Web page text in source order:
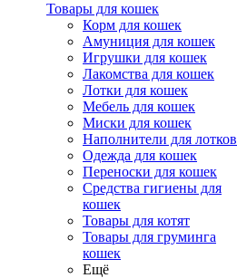
Товары для кошек
Корм для кошек
Амуниция для кошек
Игрушки для кошек
Лакомства для кошек
Лотки для кошек
Мебель для кошек
Миски для кошек
Наполнители для лотков
Одежда для кошек
Переноски для кошек
Средства гигиены для
кошек
Товары для котят
Товары для груминга
кошек
Ещё